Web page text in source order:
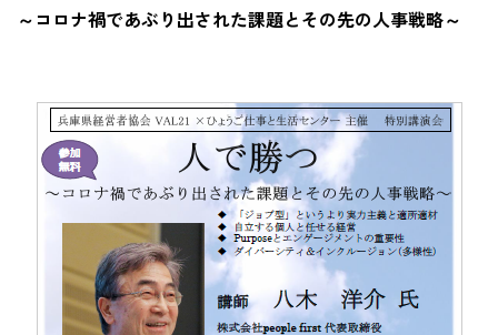
～コロナ禍であぶり出された課題とその先の人事戦略～